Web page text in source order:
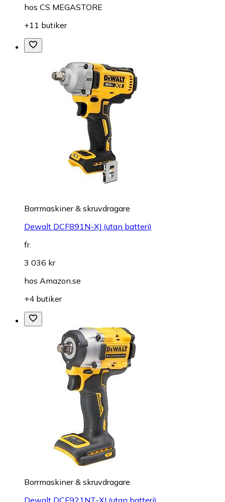
hos CS MEGASTORE
+11 butiker
Borrmaskiner & skruvdragare
Dewalt DCF891N-XJ (utan batteri)
fr.
3 036 kr
hos Amazon.se
+4 butiker
Borrmaskiner & skruvdragare